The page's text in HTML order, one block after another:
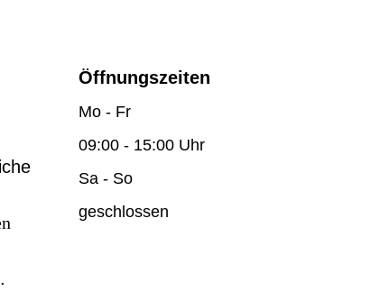
Öffnungszeiten
Mo - Fr
09:00 - 15:00 Uhr
Sa - So
geschlossen